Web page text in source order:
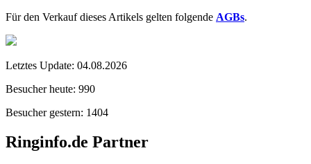
Für den Verkauf dieses Artikels gelten folgende AGBs.
Letztes Update: 04.08.2026
Besucher heute: 990
Besucher gestern: 1404
Ringinfo.de Partner